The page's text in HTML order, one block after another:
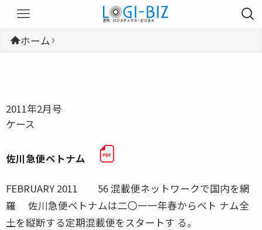
ホーム
2011年2月号
ケース
佐川急便ベトナム
FEBRUARY 2011 56 混載便ネットワークで国内を網
羅 佐川急便ベトナムは二〇一一年春からベト ナム全
土を縦断する定期混載便をスタートす る。